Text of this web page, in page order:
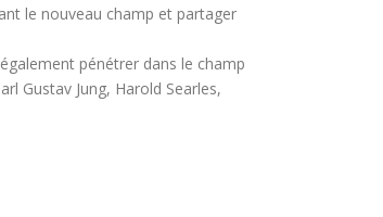
le nouveau champ et partager
pénétrer dans le champ
Gustav Jung, Harold Searles,